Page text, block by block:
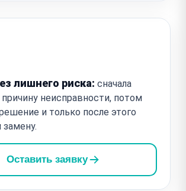
лишнего риска: сначала
неисправности, потом
и только после этого
Оставить заявку